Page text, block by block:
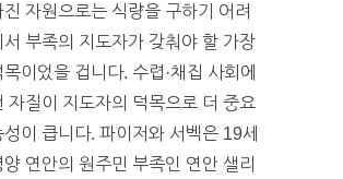
진 자원으로는 식량을 구하기 어려
서 부족의 지도자가 갖춰야 할 가장
이었을 겁니다. 수렵·채집 사회에
자질이 지도자의 덕목으로 더 중요
이 큽니다. 파이저와 서벡은 19세
양 연안의 원주민 부족인 연안 샐리